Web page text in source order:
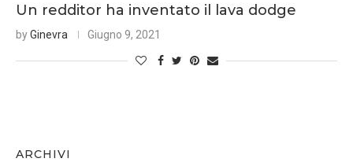
Un redditor ha inventato il lava dodge
byGinevra Giugno 9, 2021
ARCHIVI